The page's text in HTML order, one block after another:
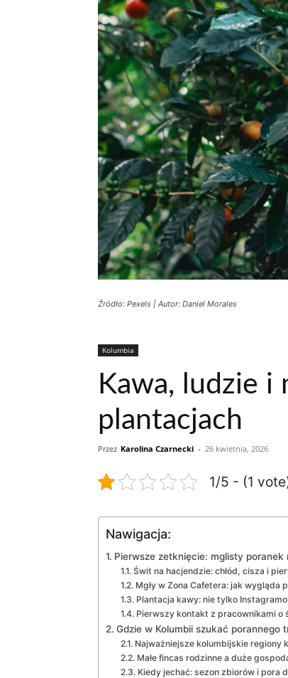
Źródło: Pexels | Autor: Daniel Morales
Kolumbia
Kawa, ludzie i
plantacjach
Przez Karolina Czarnecki - 26 kwietnia, 2026
1/5 - (1
Nawigacja:
Pierwsze zetknięcie: mglisty poranek
Świt na hacjendzie: chłód, cisza i
Mgły w Zona Cafetera: jak wygląda
Plantacja kawy: nie tylko
Pierwszy kontakt z pracownikami o
Gdzie w Kolumbii szukać porannego
Najważniejsze kolumbijskie regiony
Małe fincas rodzinne a duże
Kiedy jechać: sezon zbiorów i pora